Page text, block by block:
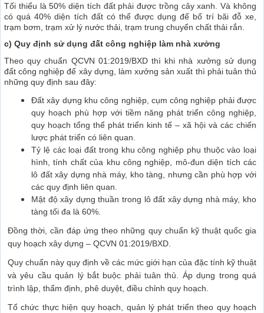
Tối thiểu là 50% diện tích đất phải được trồng cây xanh. Và không
có quá 40% diện tích đất có thể được dụng để bố trí bãi đỗ xe,
trạm bơm, trạm xử lý nước thải, trạm trung chuyển chất thải rắn.
c) Quy định sử dụng đất công nghiệp làm nhà xưởng
Theo quy chuẩn QCVN 01:2019/BXD thì khi nhà xưởng sử dụng
đất công nghiệp để xây dựng, làm xưởng sản xuất thì phải tuân thủ
những quy định sau đây:
Đất xây dựng khu công nghiệp, cụm công nghiệp phải được
quy hoạch phù hợp với tiềm năng phát triển công nghiệp,
quy hoạch tổng thể phát triển kinh tế – xã hội và các chiến
lược phát triển có liên quan.
Tỷ lệ các loại đất trong khu công nghiệp phụ thuộc vào loại
hình, tính chất của khu công nghiệp, mô-đun diện tích các
lô đất xây dựng nhà máy, kho tàng, nhưng cần phù hợp với
các quy định liên quan.
Mật độ xây dựng thuần trong lô đất xây dựng nhà máy, kho
tàng tối đa là 60%.
Đồng thời, cần đáp ứng theo những quy chuẩn kỹ thuật quốc gia
quy hoạch xây dựng – QCVN 01:2019/BXD.
Quy chuẩn này quy định về các mức giới hạn của đặc tính kỹ thuật
và yêu cầu quản lý bắt buộc phải tuân thủ. Áp dụng trong quá
trình lập, thẩm định, phê duyệt, điều chỉnh quy hoạch.
Tổ chức thực hiện quy hoạch, quản lý phát triển theo quy hoạch